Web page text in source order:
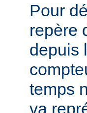
Pour
repère
depuis
temps
va